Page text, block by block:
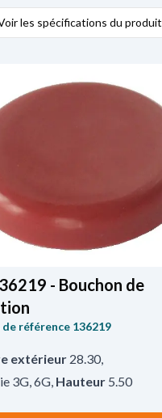
les spécifications du produit
- Bouchon de
de référence 136219
extérieur 28.30,
3G, 6G Hauteur 5.50